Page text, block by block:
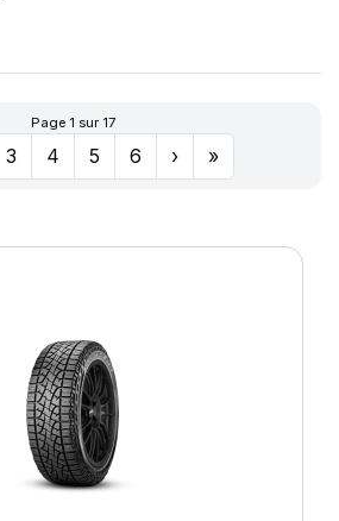
Page 1 sur 17
3 4 5 6 › »